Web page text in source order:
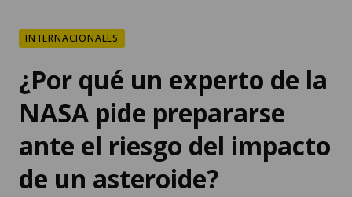
INTERNACIONALES
¿Por qué un experto de la
NASA pide prepararse
ante el riesgo del impacto
de un asteroide?